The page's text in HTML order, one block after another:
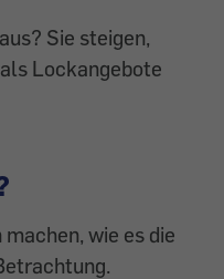
Sie steigen,
Lockangebote
wie es die